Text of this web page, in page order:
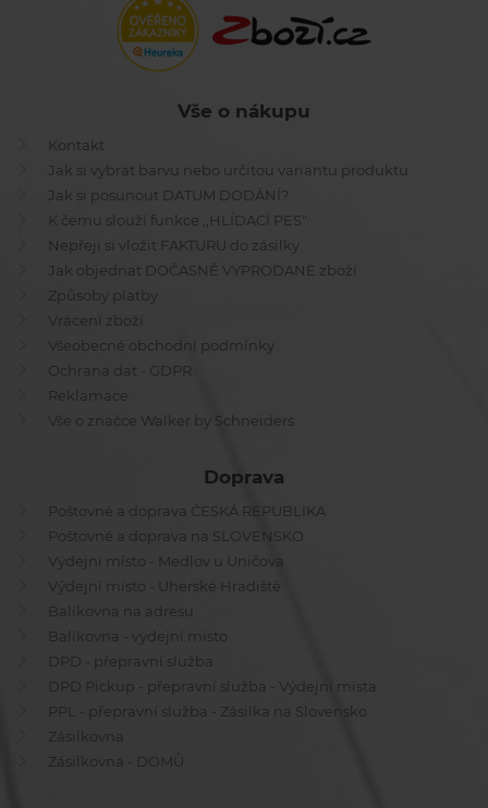
Vše o nákupu
Kontakt
Jak si vybrat barvu nebo určitou variantu produktu
Jak si posunout DATUM DODÁNÍ?
K čemu slouží funkce ,,HLÍDACÍ PES"
Nepřeji si vložit FAKTURU do zásilky
Jak objednat DOČASNĚ VYPRODANÉ zboží
Způsoby platby
Vrácení zboží
Všeobecné obchodní podmínky
Ochrana dat - GDPR
Reklamace
Vše o značce Walker by Schneiders
Doprava
Poštovné a doprava ČESKÁ REPUBLIKA
Poštovné a doprava na SLOVENSKO
Výdejní místo - Medlov u Uničova
Výdejní místo - Uherské Hradiště
Balíkovna na adresu
Balíkovna - výdejní místo
DPD - přepravní služba
DPD Pickup - přepravní služba - Výdejní místa
PPL - přepravní služba - Zásilka na Slovensko
Zásilkovna
Zásilkovna - DOMŮ